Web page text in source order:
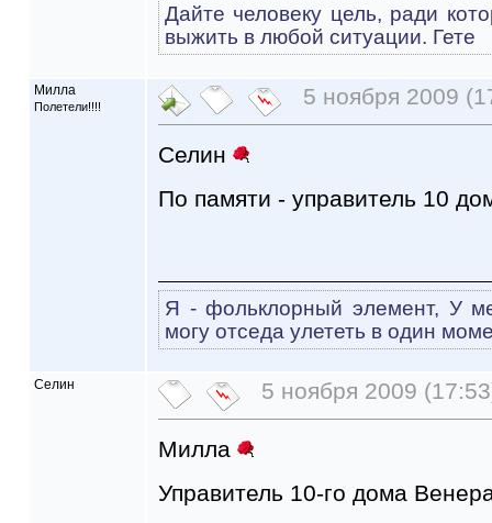
Дайте человеку цель, ради
выжить в любой ситуации. Гете
Милла
Полетели!!!! 5 ноября 2009
Селин
По памяти - управитель 10
Я - фольклорный элемент, У
могу отседа улететь в один
Селин 5 ноября 2009
Милла
Управитель 10-го дома